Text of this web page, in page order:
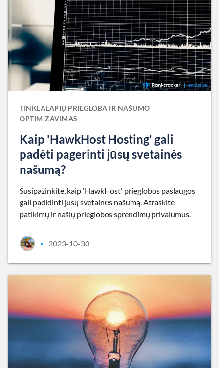
TINKLALAPIŲ PRIEGLOBA IR NAŠUMO
OPTIMIZAVIMAS
Kaip 'HawkHost Hosting' gali
padėti pagerinti jūsų svetainės
našumą?
Susipažinkite, kaip 'HawkHost' prieglobos paslaugos
gali padidinti jūsų svetainės našumą. Atraskite
patikimų ir našių prieglobos sprendimų privalumus.
• 2023-10-30